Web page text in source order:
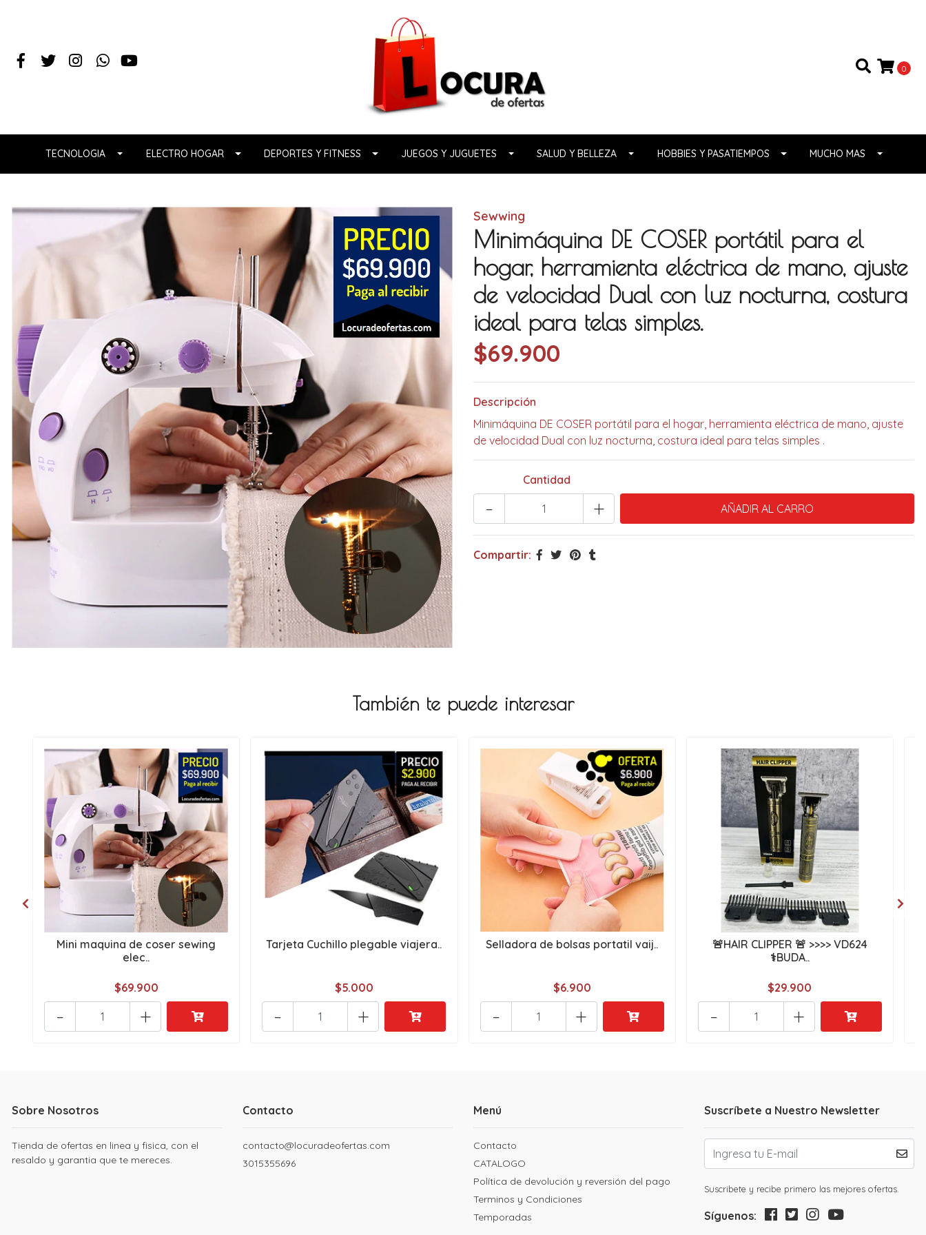
0
TECNOLOGIA ELECTRO HOGAR DEPORTES Y FITNESS JUEGOS Y JUGUETES SALUD Y BELLEZA HOBBIES Y PASATIEMPOS MUCHO MAS
Sewwing
Minimáquina DE COSER portátil para el
hogar, herramienta eléctrica de mano, ajuste
de velocidad Dual con luz nocturna, costura
ideal para telas simples.
$69.900
Descripción
Minimáquina DE COSER portátil para el hogar, herramienta eléctrica de mano, ajuste
de velocidad Dual con luz nocturna, costura ideal para telas simples .
Cantidad
+
-
Compartir:
También te puede interesar
Mini maquina de coser sewing
elec..
$69.900
+
-
Tarjeta Cuchillo plegable viajera..
$5.000
+
-
Selladora de bolsas portatil vaij..
$6.900
+
-
🚨HAIR CLIPPER 🚨 >>>> VD624
⚕️BUDA..
$29.900
+
-
Sobre Nosotros
Tienda de ofertas en linea y fisica, con el
resaldo y garantia que te mereces.
Contacto
contacto@locuradeofertas.com
3015355696
Menú
Contacto
CATALOGO
Política de devolución y reversión del pago
Terminos y Condiciones
Temporadas
Suscríbete a Nuestro Newsletter
Suscribete y recibe primero las mejores ofertas.
Síguenos: